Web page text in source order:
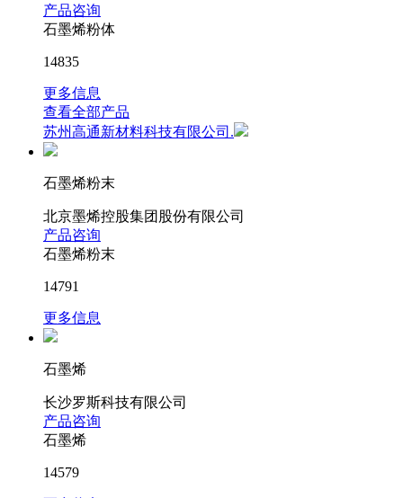
产品咨询
石墨烯粉体
14835
更多信息
查看全部产品
苏州高通新材料科技有限公司.
石墨烯粉末
北京墨烯控股集团股份有限公司
产品咨询
石墨烯粉末
14791
更多信息
石墨烯
长沙罗斯科技有限公司
产品咨询
石墨烯
14579